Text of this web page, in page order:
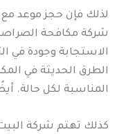
لذلك فإن حجز موعد
شركة مكافحة
الاستجابة وجودة في
الطرق الحديثة في
المناسبة لكل حالة.
كذلك تهتم شركة